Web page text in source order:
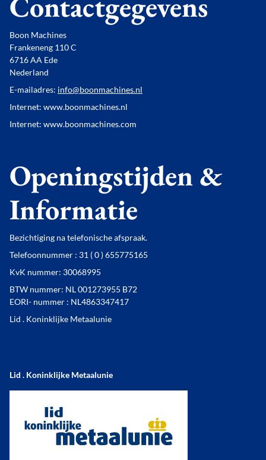
Boon Machines
Frankeneng 110 C
6716 AA Ede
Nederland
E-mailadres: info@boonmachines.nl
Internet: www.boonmachines.nl
Internet: www.boonmachines.com
Openingstijden &
Informatie
Bezichtiging na telefonische afspraak.
Telefoonnummer : 31 ( 0 ) 655775165
KvK nummer: 30068995
BTW nummer: NL 001273955 B72
EORI- nummer : NL4863347417
Lid . Koninklijke Metaalunie
Lid . Koninklijke Metaalunie